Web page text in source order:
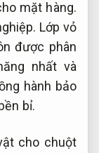
mặt hàng.
Lớp vỏ
được phân
nhất và
hành bảo
bỉ.
cho chuột